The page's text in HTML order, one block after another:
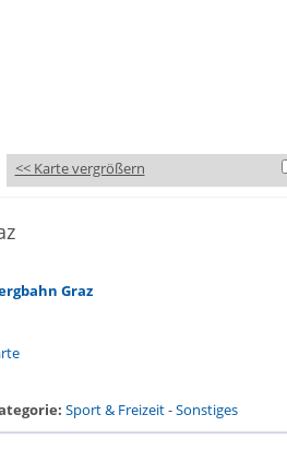
<< Karte vergrößern
Graz
Sport & Freizeit-Sonstiges